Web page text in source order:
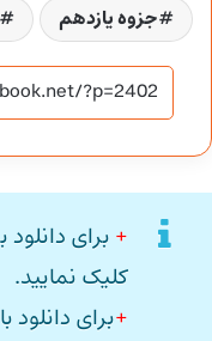
جزوه یازدهم
+ برای
کلیک نمایید.
+برای دانلود